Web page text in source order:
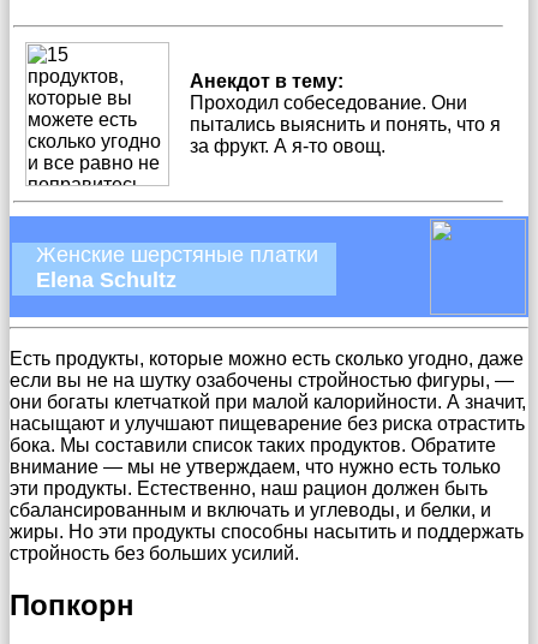
Анекдот в тему:
Проходил собеседование. Они
пытались выяснить и понять, что я
за фрукт. А я-то овощ.
Женские шерстяные платки
Elena Schultz
Есть продукты, которые можно есть сколько угодно, даже
если вы не на шутку озабочены стройностью фигуры, —
они богаты клетчаткой при малой калорийности. А значит,
насыщают и улучшают пищеварение без риска отрастить
бока. Мы составили список таких продуктов. Обратите
внимание — мы не утверждаем, что нужно есть только
эти продукты. Естественно, наш рацион должен быть
сбалансированным и включать и углеводы, и белки, и
жиры. Но эти продукты способны насытить и поддержать
стройность без больших усилий.
Попкорн